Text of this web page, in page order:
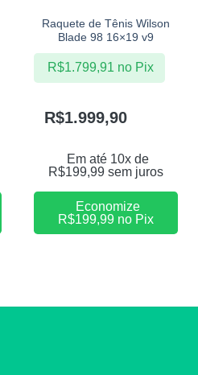
Raquete de Tênis Wilson
Blade 98 16×19 v9
R$1.999,90
Em até 10x de
R$199,99 sem juros
R$1.799,91 no Pix
Economize
R$199,99 no Pix